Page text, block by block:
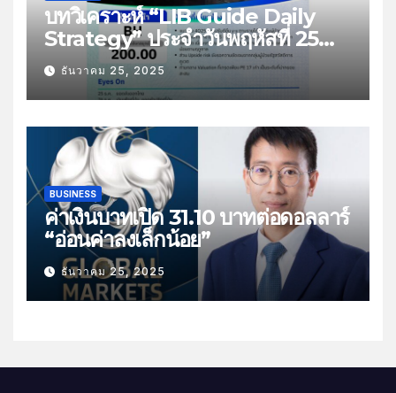
บทวิเคราะห์ “LIB Guide Daily
Strategy” ประจำวันพฤหัสที่ 25
ธันวาคม 2568 หัวข้อ “ติดตามยอด
ส่งออกไทย”
ธันวาคม 25, 2025
BUSINESS
ค่าเงินบาทเปิด 31.10 บาทต่อดอลลาร์
“อ่อนค่าลงเล็กน้อย”
ธันวาคม 25, 2025